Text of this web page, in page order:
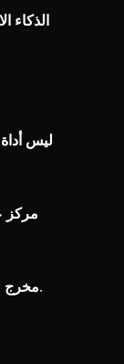
الذكاء
ليس
مركز
مخرج: قصص تفاعلية، لا أصول منفصلة.